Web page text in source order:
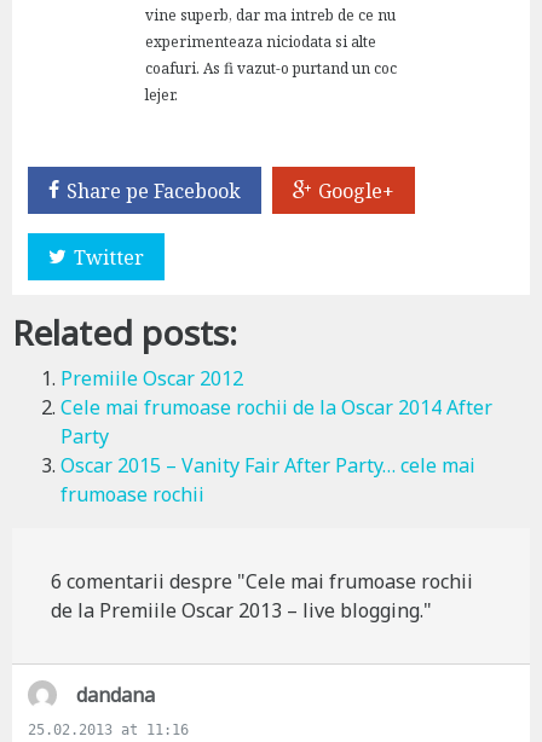
vine superb, dar ma intreb de ce nu
experimenteaza niciodata si alte
coafuri. As fi vazut-o purtand un coc
lejer.
Share pe Facebook Google+
Twitter
Related posts:
Premiile Oscar 2012
Cele mai frumoase rochii de la Oscar 2014 After
Party
Oscar 2015 – Vanity Fair After Party… cele mai
frumoase rochii
6 comentarii despre "Cele mai frumoase rochii
de la Premiile Oscar 2013 – live blogging."
dandanas
a
25.02.2013 at 11:16